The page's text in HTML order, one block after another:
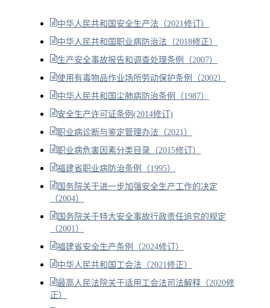
中华人民共和国安全生产法（2021修订）
中华人民共和国职业病防治法（2018修正）
生产安全事故报告和调查处理条例（2007）
使用有毒物品作业场所劳动保护条例（2002）
中华人民共和国尘肺病防治条例（1987）
安全生产许可证条例(2014修订)
职业病诊断与鉴定管理办法（2021）
职业病危害因素分类目录（2015修订）
福建省职业病防治条例（1995）
国务院关于进一步加强安全生产工作的决定
（2004）
国务院关于特大安全事故行政责任追究的规定
（2001）
福建省安全生产条例（2024修订）
中华人民共和国工会法（2021修正）
最高人民法院关于适用工会法司法解释（2020修
正）